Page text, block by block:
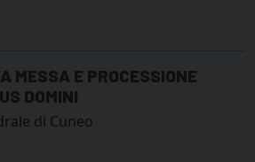
MESSA E PROCESSIONE
DOMINI
di Cuneo